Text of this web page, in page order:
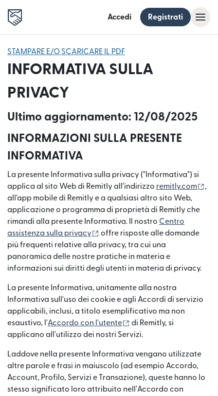
Accedi Registrati
STAMPARE E/O SCARICARE IL PDF
INFORMATIVA SULLA
PRIVACY
Ultimo aggiornamento: 12/08/2025
INFORMAZIONI SULLA PRESENTE
INFORMATIVA
La presente Informativa sulla privacy ("Informativa") si
applica al sito Web di Remitly all'indirizzo remitly.com
,
all'app mobile di Remitly e a qualsiasi altro sito Web,
applicazione o programma di proprietà di Remitly che
rimandi alla presente Informativa. Il nostro Centro
assistenza sulla privacy
(si apre in una nuova finestra)
offre risposte alle domande
più frequenti relative alla privacy, tra cui una
panoramica delle nostre pratiche in materia e
informazioni sui diritti degli utenti in materia di privacy.
La presente Informativa, unitamente alla nostra
Informativa sull'uso dei cookie e agli Accordi di servizio
applicabili, inclusi, a titolo esemplificativo ma non
esaustivo, l'Accordo con l'utente (si apre in una nuova
di Remitly, si
applicano all'utilizzo dei nostri Servizi.
Laddove nella presente Informativa vengano utilizzate
altre parole e frasi in maiuscolo (ad esempio Accordo,
Account, Profilo, Servizi e Transazione), queste hanno lo
stesso significato loro attribuito nell'Accordo con